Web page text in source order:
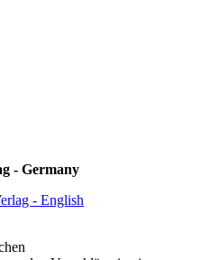
- Germany
- English